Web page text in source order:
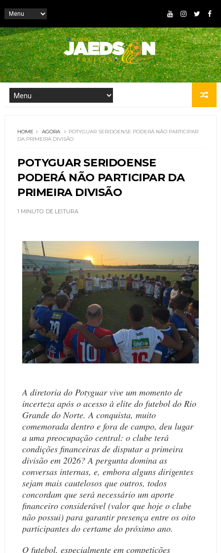
HOME AGORA
POTYGUAR SERIDOENSE PODERÁ NÃO PARTICIPAR
DA PRIMEIRA DIVISÃO
POTYGUAR SERIDOENSE
PODERÁ NÃO PARTICIPAR DA
PRIMEIRA DIVISÃO
1 MINUTO DE LEITURA
A diretoria do Potyguar vive um momento de
incerteza após o acesso à elite do futebol do Rio
Grande do Norte. A conquista, muito
comemorada dentro e fora de campo, deu lugar
a uma preocupação central: o clube terá
condições financeiras de disputar a primeira
divisão em 2026? A pergunta domina as
conversas internas, e, embora alguns dirigentes
sejam mais cautelosos que outros, todos
concordam que será necessário um aporte
financeiro considerável (valor que hoje o clube
não possui) para garantir presença entre os oito
participantes do certame do próximo ano.
O futebol, especialmente em competições